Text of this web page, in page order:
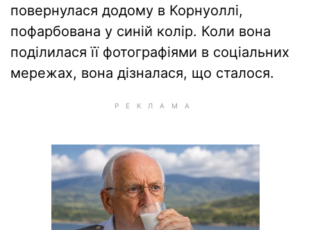
повернулася додому в Корнуоллі,
пофарбована у синій колір. Коли вона
поділилася її фотографіями в соціальних
мережах, вона дізналася, що сталося.